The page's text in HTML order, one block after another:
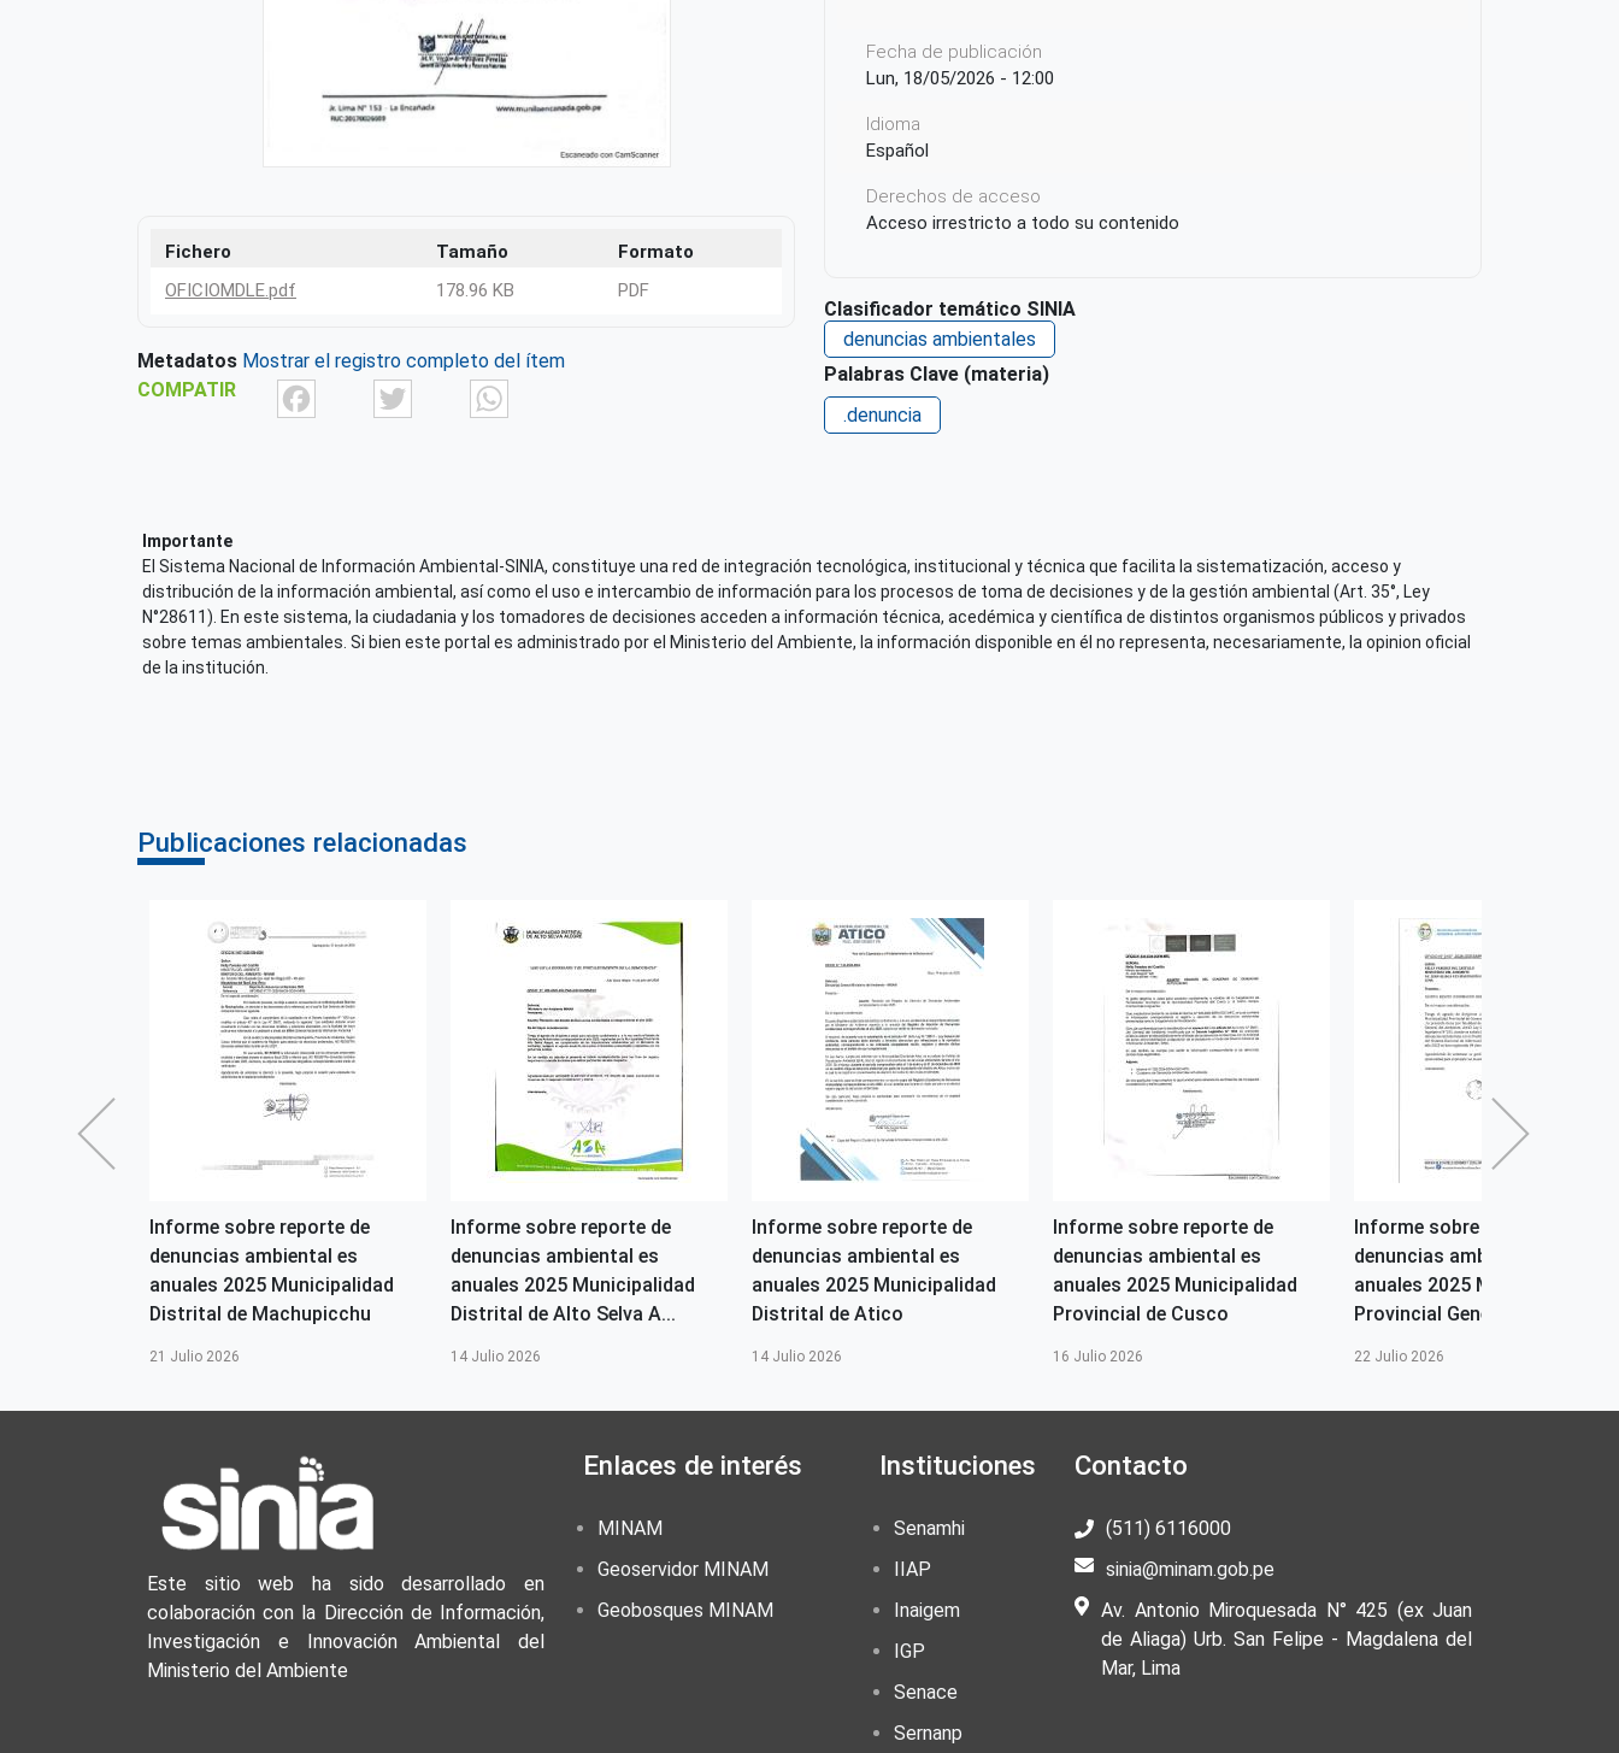
Fichero Tamaño
Formato
OFICIOMDLE.pdf
178.96 KB PDF
Metadatos Mostrar el registro completo del ítem
COMPATIR
FacebookTwitter
Fecha de publicación
Lun, 18/05/2026 - 12:00
Idioma
Español
Derechos de acceso
Acceso irrestricto a todo su contenido
Clasificador temático SINIA
denuncias ambientales
Palabras Clave (materia)
.denuncia
Importante
El Sistema Nacional de Información Ambiental-SINIA, constituye una red de integración tecnológica, institucional y técnica que facilita la sistematización, acceso y
distribución de la información ambiental, así como el uso e intercambio de información para los procesos de toma de decisiones y de la gestión ambiental (Art. 35°, Ley
N°28611). En este sistema, la ciudadania y los tomadores de decisiones acceden a información técnica, acedémica y científica de distintos organismos públicos y privados
sobre temas ambientales. Si bien este portal es administrado por el Ministerio del Ambiente, la información disponible en él no representa, necesariamente, la opinion oficial
de la institución.
Publicaciones relacionadas
Informe sobre reporte de
denuncias ambiental es
anuales 2025 Municipalidad
Distrital de Machupicchu
21 Julio 2026
Informe sobre reporte de
denuncias ambiental es
anuales 2025 Municipalidad
Distrital de Alto Selva A...
14 Julio 2026
Informe sobre reporte de
denuncias ambiental es
anuales 2025 Municipalidad
Distrital de Atico
14 Julio 2026
Informe sobre reporte de
denuncias ambiental es
anuales 2025 Municipalidad
Provincial de Cusco
16 Julio 2026
Informe sobre reporte de
denuncias ambiental es
anuales 2025 Municipalidad
Provincial General Sanhez...
22 Julio 2026
Este sitio web ha sido desarrollado en
colaboración con la Dirección de Información,
Investigación e Innovación Ambiental del
Ministerio del Ambiente
Enlaces de interés
MINAM
Geoservidor MINAM
Geobosques MINAM
Instituciones
Senamhi
IIAP
Inaigem
IGP
Senace
Sernanp
Contacto
(511) 6116000
sinia@minam.gob.pe
Av. Antonio Miroquesada N° 425 (ex Juan
de Aliaga) Urb. San Felipe - Magdalena del
Mar, Lima